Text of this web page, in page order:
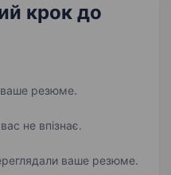
крок до
резюме.
не впізнає.
ваше резюме.